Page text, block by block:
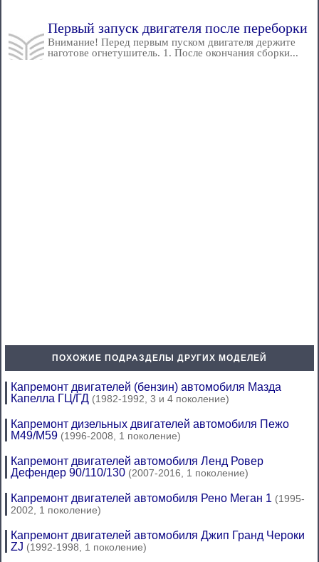
Первый запуск двигателя после переборки
Внимание! Перед первым пуском двигателя держите
наготове огнетушитель. 1. После окончания сборки...
ПОХОЖИЕ ПОДРАЗДЕЛЫ ДРУГИХ МОДЕЛЕЙ
Капремонт двигателей (бензин) автомобиля Мазда
Капелла ГЦ/ГД (1982-1992, 3 и 4 поколение)
Капремонт дизельных двигателей автомобиля Пежо
М49/М59 (1996-2008, 1 поколение)
Капремонт двигателей автомобиля Ленд Ровер
Дефендер 90/110/130 (2007-2016, 1 поколение)
Капремонт двигателей автомобиля Рено Меган 1 (1995-
2002, 1 поколение)
Капремонт двигателей автомобиля Джип Гранд Чероки
ZJ (1992-1998, 1 поколение)